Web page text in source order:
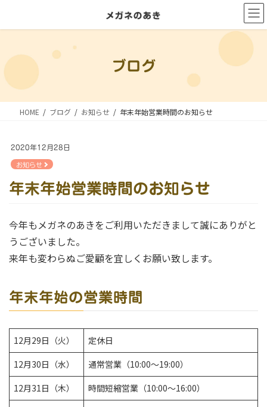
ン
ツ
ー
シ
ブログ
HOME ブログ お知らせ 年末年始営業時間のお知らせ
2020年12月28日
お知らせ
年末年始営業時間のお知らせ
今年もメガネのあきをご利用いただきまして誠にありがと
うございました。
来年も変わらぬご愛顧を宜しくお願い致します。
年末年始の営業時間
12月29日（火）
定休日
12月30日（水）
通常営業（10:00～19:00）
12月31日（木）
時間短縮営業（10:00～16:00）